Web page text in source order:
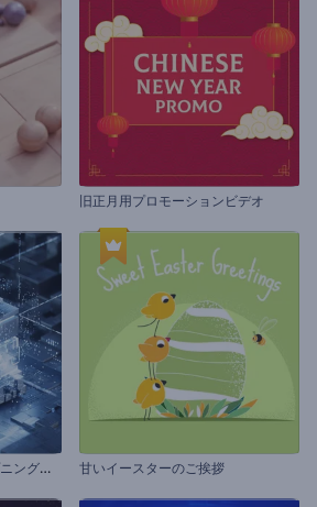
旧正月用プロモーションビデオ
「
近代的ハイテク」オープニング動画 甘いイースターのご挨拶